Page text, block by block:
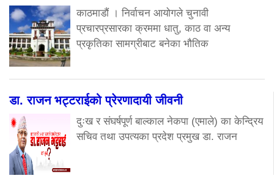
काठमाडौं । निर्वाचन आयोगले चुनावी
प्रचारप्रसारका क्रममा धातु, काठ वा अन्य
प्रकृतिका सामग्रीबाट बनेका भौतिक
डा. राजन भट्टराईको प्रेरणादायी जीवनी
दुःख र संघर्षपूर्ण बाल्काल नेकपा (एमाले) का केन्द्रिय
सचिव तथा उपत्यका प्रदेश प्रमुख डा. राजन